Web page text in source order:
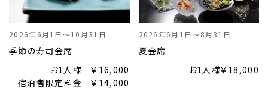
2026年6月1日～10月31日
季節の寿司会席
お1人様 ￥16,000
宿泊者限定料金 ￥14,000
2026年6月1日～8月31日
夏会席
お1人様￥18,000